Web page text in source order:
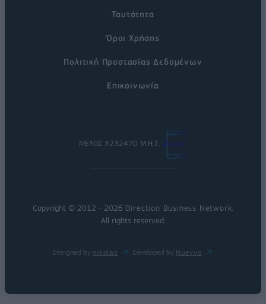
Ταυτότητα
Όροι Χρήσης
Πολιτική Προστασίας Δεδομένων
Επικοινωνία
ΜΕΛΟΣ #232470 Μ.Η.Τ.
Copyright © 2012 - 2026 Direction Business Network
All rights reserved.
Designed by nikolas Developed by Nuevvo